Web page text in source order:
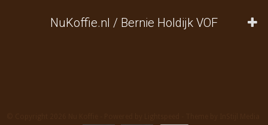
NuKoffie.nl / Bernie Holdijk VOF